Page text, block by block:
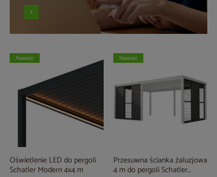
Oświetlenie LED do pergoli
Schatler Modern 4x4 m
Nowość
Przesuwna ścianka żaluzjowa
4 m do pergoli Schatler
Nowość